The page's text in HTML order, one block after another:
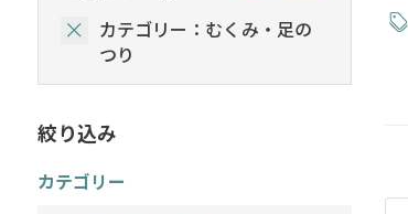
検査キット
極冷メント
カテゴリー：むくみ・足の
つり
絞り込み
カテゴリー